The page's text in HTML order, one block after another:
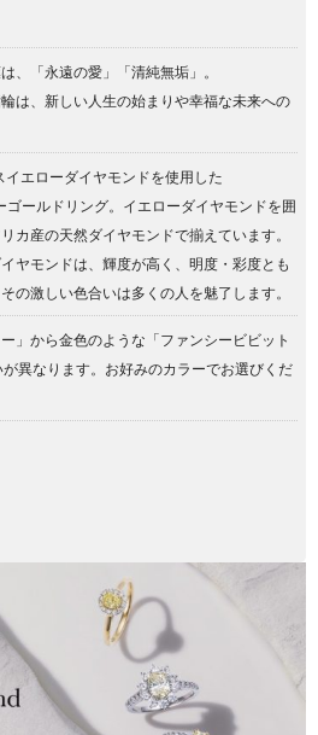
、「永遠の愛」「清純無垢」。
は、新しい人生の始まりや幸福な未来への
エローダイヤモンドを使用した
ールドリング。イエローダイヤモンドを囲
カ産の天然ダイヤモンドで揃えています。
ヤモンドは、輝度が高く、明度・彩度とも
の激しい色合いは多くの人を魅了します。
」から金色のような「ファンシービビット
異なります。お好みのカラーでお選びくだ